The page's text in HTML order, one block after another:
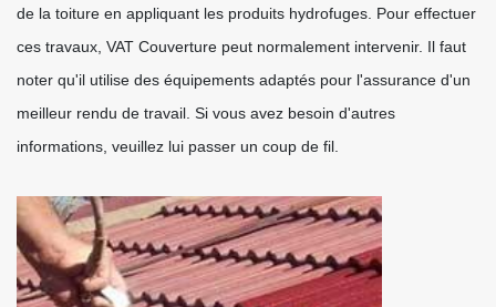
de la toiture en appliquant les produits hydrofuges. Pour effectuer
ces travaux, VAT Couverture peut normalement intervenir. Il faut
noter qu'il utilise des équipements adaptés pour l'assurance d'un
meilleur rendu de travail. Si vous avez besoin d'autres
informations, veuillez lui passer un coup de fil.